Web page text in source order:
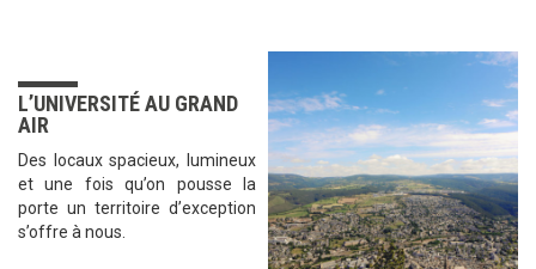
L’UNIVERSITÉ AU GRAND
AIR
Des locaux spacieux, lumineux
et une fois qu’on pousse la
porte un territoire d’exception
s’offre à nous.